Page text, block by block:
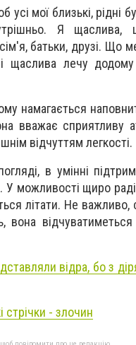
мої близькі, рідні
Я щаслива,
батьки, друзі. Що
щаслива лечу
намагається
вважає сприятливу
відчуттям легкості.
в умінні
У можливості щиро
літати. Не важливо,
відра, бо з
стрічки - злочин